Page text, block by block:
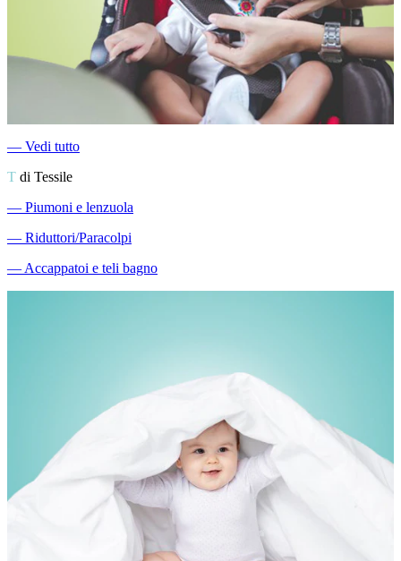
― Vedi tutto
T di Tessile
― Piumoni e lenzuola
― Riduttori/Paracolpi
―Accappatoi e teli bagno